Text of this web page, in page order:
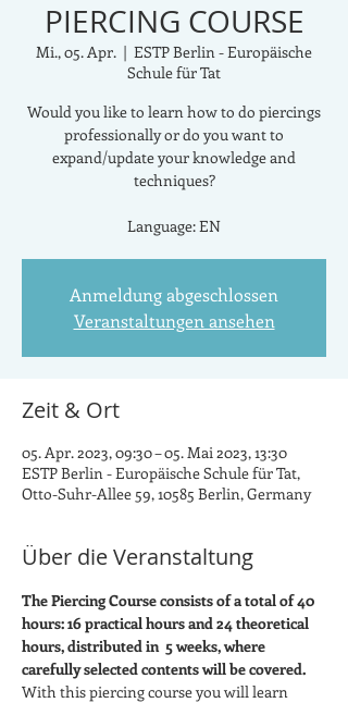
PIERCING COURSE
Mi., 05. Apr.
  |
ESTP Berlin - Europäische
Schule für Tat
Would you like to learn how to do piercings
professionally or do you want to
expand/update your knowledge and
techniques?
Language: EN
Anmeldung abgeschlossen
Veranstaltungen ansehen
Zeit & Ort
05. Apr. 2023, 09:30 – 05. Mai 2023, 13:30
ESTP Berlin - Europäische Schule für Tat,
Otto-Suhr-Allee 59, 10585 Berlin, Germany
Über die Veranstaltung
The Piercing Course consists of a total of 40
hours: 16 practical hours and 24 theoretical
hours, distributed in  5 weeks, where
carefully selected contents will be covered.
With this piercing course you will learn